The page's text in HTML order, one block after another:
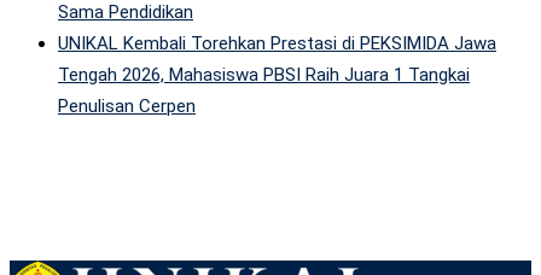
Sama Pendidikan
UNIKAL Kembali Torehkan Prestasi di PEKSIMIDA Jawa
Tengah 2026, Mahasiswa PBSI Raih Juara 1 Tangkai
Penulisan Cerpen